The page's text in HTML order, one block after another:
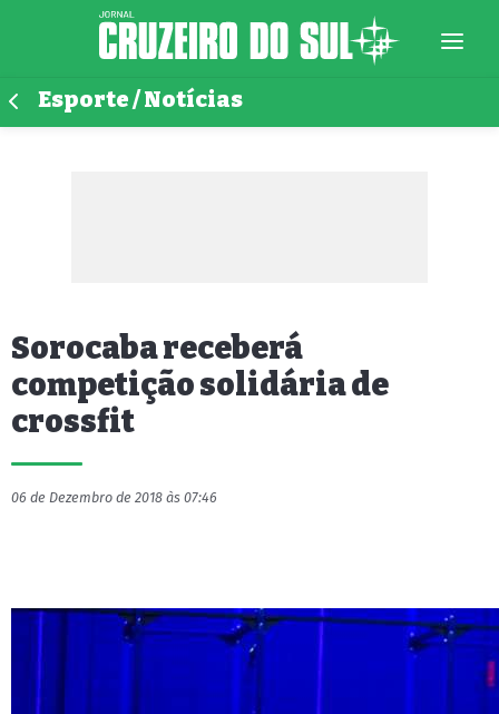
Esporte / Notícias
Sorocaba receberá
competição solidária de
crossfit
06 de Dezembro de 2018 às 07:46